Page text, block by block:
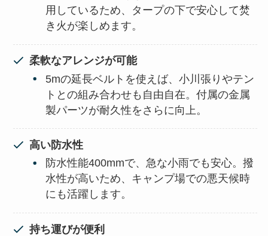
用しているため、タープの下で安心して焚
き火が楽しめます。
柔軟なアレンジが可能
5mの延長ベルトを使えば、小川張りやテン
トとの組み合わせも自由自在。付属の金属
製パーツが耐久性をさらに向上。
高い防水性
防水性能400mmで、急な小雨でも安心。撥
水性が高いため、キャンプ場での悪天候時
にも活躍します。
持ち運びが便利